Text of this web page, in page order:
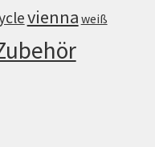
vienna weiß